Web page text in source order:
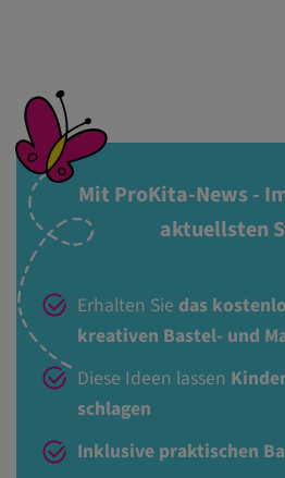
Mit ProKita-News -
aktuellsten
Erhalten Sie das
kreativen Bastel- und
Diese Ideen lassen
schlagen
Inklusive praktischen